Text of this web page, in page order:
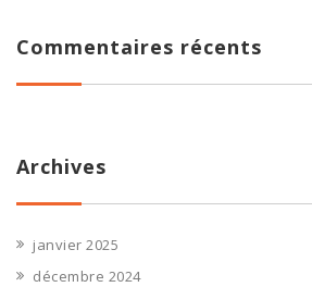
Commentaires récents
Archives
janvier 2025
décembre 2024